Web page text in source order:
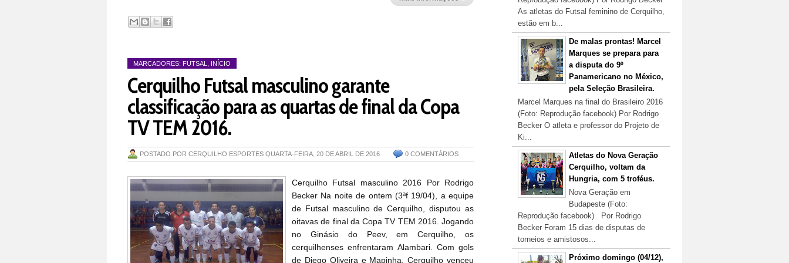
MARCADORES: FUTSAL INÍCIO
Cerquilho Futsal masculino garante
classificação para as quartas de final da Copa
TV TEM 2016.
POSTADO POR CERQUILHO ESPORTES QUARTA-FEIRA, 20 DE ABRIL DE 2016 0 COMENTÁRIOS
Cerquilho Futsal masculino 2016 Por Rodrigo
Becker Na noite de ontem (3ªf 19/04), a equipe
de Futsal masculino de Cerquilho, disputou as
oitavas de final da Copa TV TEM 2016. Jogando
no Ginásio do Peev, em Cerquilho, os
cerquilhenses enfrentaram Alambari. Com gols
de Diego Oliveira e Mapinha, Cerquilho venceu
As atletas do Futsal feminino de Cerquilho,
estão em b...
De malas prontas! Marcel
Marques se prepara para
a disputa do 9º
Panamericano no México,
pela Seleção Brasileira.
Marcel Marques na final do Brasileiro 2016
(Foto: Reprodução facebook) Por Rodrigo
Becker O atleta e professor do Projeto de
Ki...
Atletas do Nova Geração
Cerquilho, voltam da
Hungria, com 5 troféus.
Nova Geração em
Budapeste (Foto:
Reprodução facebook) Por Rodrigo
Becker Foram 15 dias de disputas de
torneios e amistosos...
Próximo domingo (04/12),